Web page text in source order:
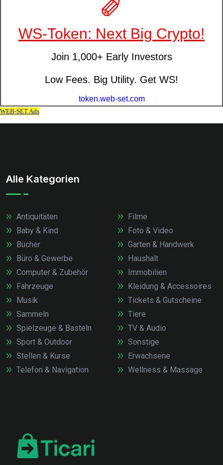
Alle Kategorien
Antiquitäten
Baby & Kind
Bücher
Büro & Gewerbe
Computer & Zubehör
Fahrzeuge
Filme
Foto & Video
Garten & Handwerk
Haushalt
Immobilien
Kleidung & Accessoires
Musik
Sammeln
Spielzeuge & Basteln
Sport & Outdoor
Stellen & Kurse
Telefon & Navigation
Tickets & Gutscheine
Tiere
TV & Audio
Sonstige
Erwachsene
Wellness & Massage